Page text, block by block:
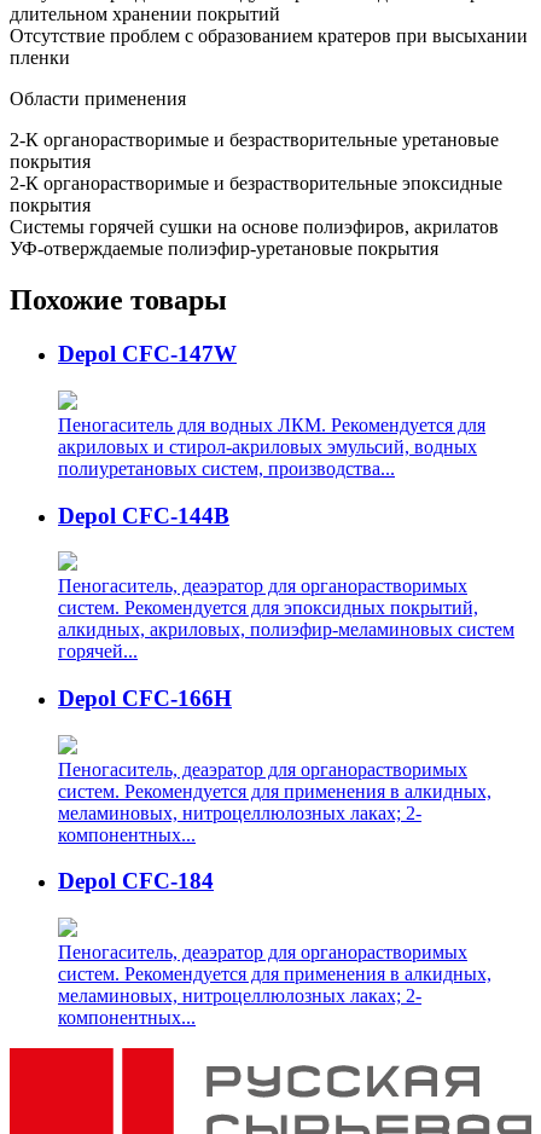
длительном хранении покрытий
Отсутствие проблем с образованием кратеров при высыхании
пленки
Области применения
2-К органорастворимые и безрастворительные уретановые
покрытия
2-К органорастворимые и безрастворительные эпоксидные
покрытия
Системы горячей сушки на основе полиэфиров, акрилатов
УФ-отверждаемые полиэфир-уретановые покрытия
Похожие товары
Depol CFC-147W
Пеногаситель для водных ЛКМ. Рекомендуется для
акриловых и стирол-акриловых эмульсий, водных
полиуретановых систем, производства...
Depol CFC-144B
Пеногаситель, деаэратор для органорастворимых
систем. Рекомендуется для эпоксидных покрытий,
алкидных, акриловых, полиэфир-меламиновых систем
горячей...
Depol CFC-166H
Пеногаситель, деаэратор для органорастворимых
систем. Рекомендуется для применения в алкидных,
меламиновых, нитроцеллюлозных лаках; 2-
компонентных...
Depol CFC-184
Пеногаситель, деаэратор для органорастворимых
систем. Рекомендуется для применения в алкидных,
меламиновых, нитроцеллюлозных лаках; 2-
компонентных...